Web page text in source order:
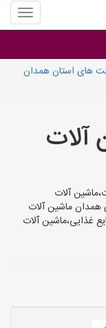
منوی
سایت
آلات
یابهای استان همدان
آلات
آلات
همدان ماشین آلات
غذایی،ماشین آلات